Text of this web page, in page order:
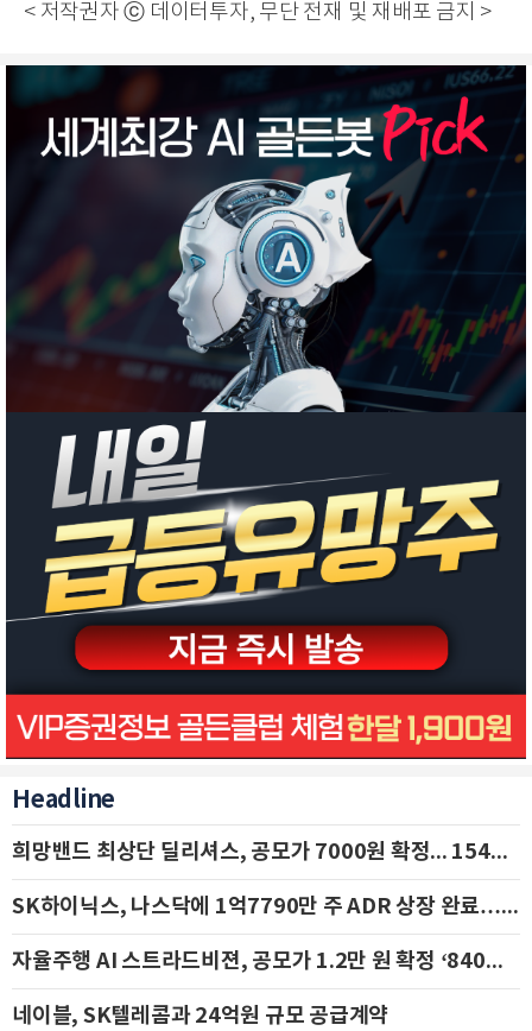
< 저작권자 ⓒ 데이터투자, 무단 전재 및 재배포 금지 >
Headline
희망밴드 최상단 딜리셔스, 공모가 7000원 확정... 154억 규모 IPO 돌입
SK하이닉스, 나스닥에 1억7790만 주 ADR 상장 완료…29일 국내 추가 상장
자율주행 AI 스트라드비젼, 공모가 1.2만 원 확정 ‘840억 수혈’
네이블, SK텔레콤과 24억원 규모 공급계약